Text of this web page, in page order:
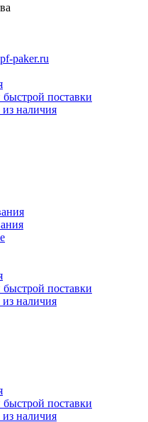
paker.ru
поставки
поставки
поставки